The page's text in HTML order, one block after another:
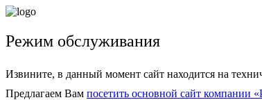
Режим обслуживания
Извините, в данный момент сайт находится на
Предлагаем Вам посетить основной сайт компании